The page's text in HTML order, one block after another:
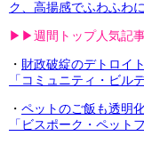
ク、高揚感でふわふわ
▶︎▶︎週間トップ人気記
・ 財政破綻のデトロイ
「コミュニティ・ビル
・ ペットのご飯も透明
「ビスポーク・ペット